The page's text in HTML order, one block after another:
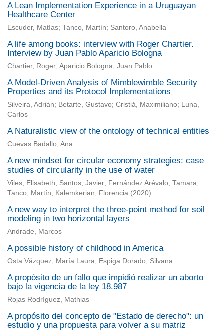
A Lean Implementation Experience in a Uruguayan
Healthcare Center
Escuder, Matías; Tanco, Martín; Santoro, Anabella
A life among books: interview with Roger Chartier.
Interview by Juan Pablo Aparicio Bologna
Chartier, Roger; Aparicio Bologna, Juan Pablo
A Model-Driven Analysis of Mimblewimble Security
Properties and its Protocol Implementations
Silveira, Adrián; Betarte, Gustavo; Cristiá, Maximiliano; Luna,
Carlos
A Naturalistic view of the ontology of technical entities
Cuevas Badallo, Ana
A new mindset for circular economy strategies: case
studies of circularity in the use of water
Viles, Elisabeth; Santos, Javier; Fernández Arévalo, Tamara;
Tanco, Martín; Kalemkerian, Florencia (2020)
A new way to interpret the three-point method for soil
modeling in two horizontal layers
Andrade, Marcos
A possible history of childhood in America
Osta Vázquez, María Laura; Espiga Dorado, Silvana
A propósito de un fallo que impidió realizar un aborto
bajo la vigencia de la ley 18.987
Rojas Rodríguez, Mathias
A propósito del concepto de "Estado de derecho": un
estudio y una propuesta para volver a su matriz